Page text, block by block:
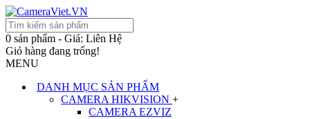
0 sản phẩm - Giá: Liên Hệ
Giỏ hàng đang trống!
MENU
DANH MỤC SẢN PHẨM
CAMERA HIKVISION +
CAMERA EZVIZ